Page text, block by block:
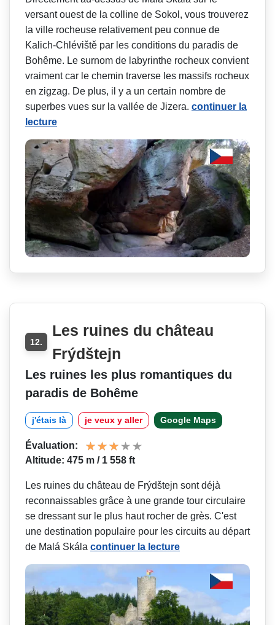
versant ouest de la colline de Sokol, vous trouverez
la ville rocheuse relativement peu connue de
Kalich-Chléviště par les conditions du paradis de
Bohême. Le surnom de labyrinthe rocheux convient
vraiment car le chemin traverse les massifs rocheux
en zigzag. De plus, il y a un certain nombre de
superbes vues sur la vallée de Jizera. continuer la
lecture
12.
Les ruines du château
Frýdštejn
Les ruines les plus romantiques du
paradis de Bohême
j'étais là je veux y aller Google Maps
Évaluation:
Altitude: 475 m / 1 558 ft
Les ruines du château de Frýdštejn sont déjà
reconnaissables grâce à une grande tour circulaire
se dressant sur le plus haut rocher de grès. C'est
une destination populaire pour les circuits au départ
de Malá Skála continuer la lecture